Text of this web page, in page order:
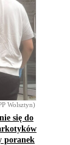
Wolsztyn)
się do
poranek